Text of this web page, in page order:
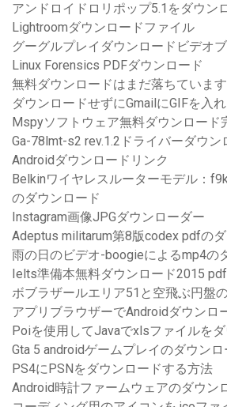
アンドロイドロリポップ5.1をダウン
Lightroomダウンロードファイル
グーグルプレイダウンロードビデオ
Linux Forensics PDFダウンロード
無料ダウンロードはまだ落ちています
ダウンロードせずにGmailにGIFを入
Mspyソフトウェア無料ダウンロード
Ga-78lmt-s2 rev.1.2ドライバーダウ
Androidダウンロードリンク
Belkinワイヤレスルーターモデル：
のダウンロード
Instagram画像JPGダウンローダー
Adeptus militarum第8版codex pdfの
雨の日のビデオ-boogieによるmp4の
Ielts準備本無料ダウンロード2015 pdf
ボブラザールエリア51と空飛ぶ円盤
アプリブラウザーでAndroidダウンロ
Poiを使用してJavaでxlsファイルを
Gta 5 androidゲームプレイのダウンロ
PS4にPSNをダウンロードする方法
Android時計ファームウェアのダウン